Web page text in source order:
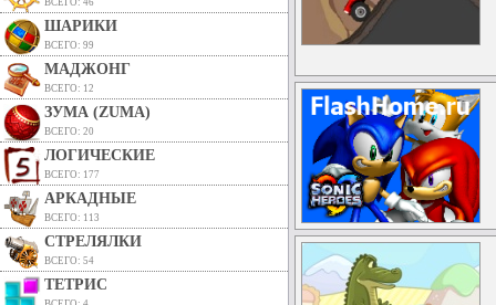
ВСЕГО: 46
ШАРИКИ
ВСЕГО: 99
МАДЖОНГ
ВСЕГО: 12
ЗУМА (ZUMA)
ВСЕГО: 20
ЛОГИЧЕСКИЕ
ВСЕГО: 177
АРКАДНЫЕ
ВСЕГО: 113
СТРЕЛЯЛКИ
ВСЕГО: 54
ТЕТРИС